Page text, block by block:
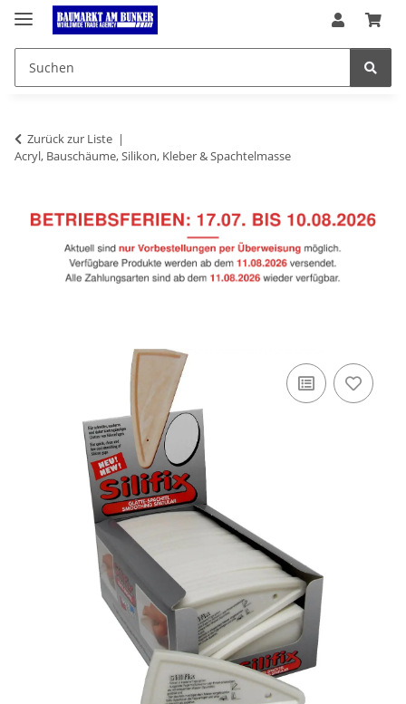
Zurück zur Liste
Acryl, Bauschäume, Silikon, Kleber & Spachtelmasse